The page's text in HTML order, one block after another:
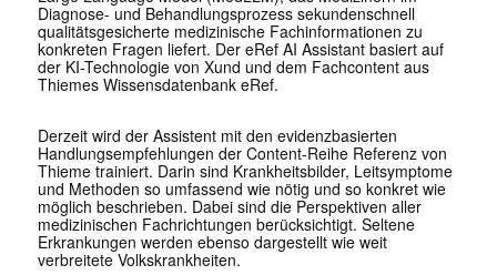
Diagnose- und Behandlungsprozess sekundenschnell
qualitätsgesicherte medizinische Fachinformationen zu
konkreten Fragen liefert. Der eRef AI Assistant basiert auf
der KI-Technologie von Xund und dem Fachcontent aus
Thiemes Wissensdatenbank eRef.
Derzeit wird der Assistent mit den evidenzbasierten
Handlungsempfehlungen der Content-Reihe Referenz von
Thieme trainiert. Darin sind Krankheitsbilder, Leitsymptome
und Methoden so umfassend wie nötig und so konkret wie
möglich beschrieben. Dabei sind die Perspektiven aller
medizinischen Fachrichtungen berücksichtigt. Seltene
Erkrankungen werden ebenso dargestellt wie weit
verbreitete Volkskrankheiten.